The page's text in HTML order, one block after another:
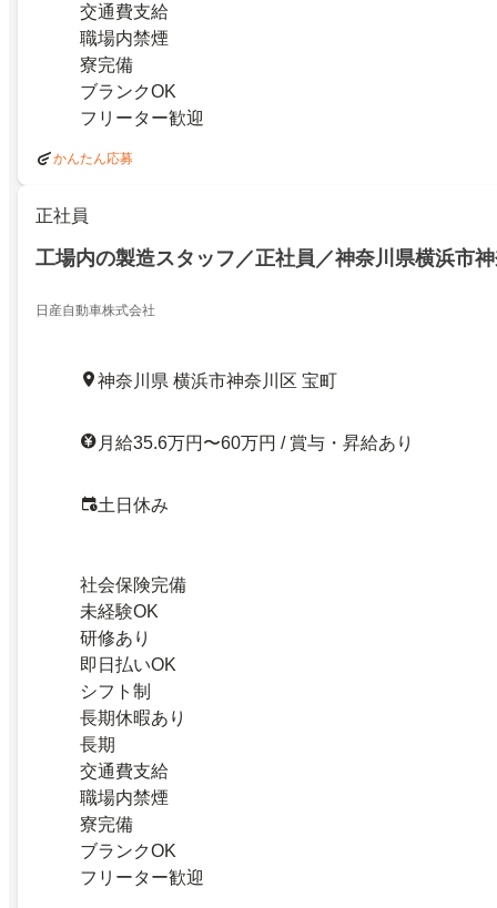
交通費支給
職場内禁煙
寮完備
ブランクOK
フリーター歓迎
かんたん応募
正社員
工場内の製造スタッフ／正社員／神奈川県横浜市
日産自動車株式会社
神奈川県 横浜市神奈川区 宝町
月給35.6万円〜60万円 / 賞与・昇給あり
土日休み
社会保険完備
未経験OK
研修あり
即日払いOK
シフト制
長期休暇あり
長期
交通費支給
職場内禁煙
寮完備
ブランクOK
フリーター歓迎